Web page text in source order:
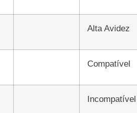
Alta Avidez
Compatível
Incompatível